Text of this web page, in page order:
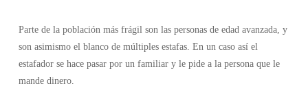
Parte de la población más frágil son las personas de edad avanzada, y
son asimismo el blanco de múltiples estafas. En un caso así el
estafador se hace pasar por un familiar y le pide a la persona que le
mande dinero.